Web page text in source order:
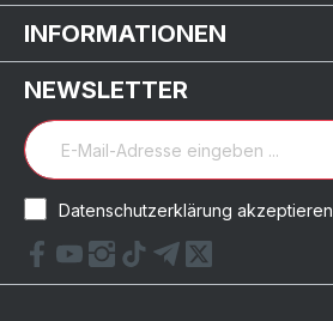
INFORMATIONEN
NEWSLETTER
Datenschutzerklärung akzeptieren